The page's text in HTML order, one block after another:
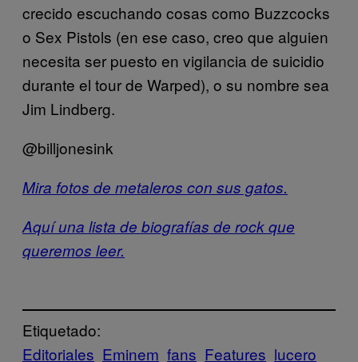
crecido escuchando cosas como Buzzcocks
o Sex Pistols (en ese caso, creo que alguien
necesita ser puesto en vigilancia de suicidio
durante el tour de Warped), o su nombre sea
Jim Lindberg.
@billjonesink
Mira fotos de metaleros con sus gatos.
Aquí una lista de biografías de rock que
queremos leer.
Etiquetado:
Editoriales Eminem fans Features lucero